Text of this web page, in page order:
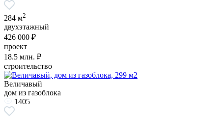
284 м2
двухэтажный
426 000 ₽
проект
18.5 млн. ₽
строительство
Величавый
дом из газоблока
1405